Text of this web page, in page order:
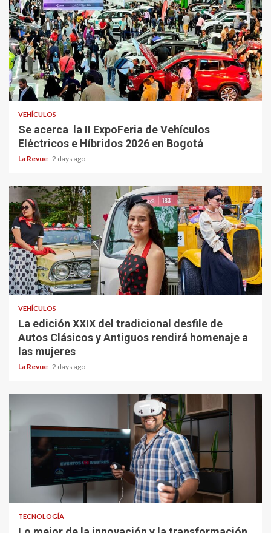
VEHÍCULOS
Se acerca la II ExpoFeria de Vehículos
Eléctricos e Híbridos 2026 en Bogotá
La Revue 2 days ago
VEHÍCULOS
La edición XXIX del tradicional desfile de
Autos Clásicos y Antiguos rendirá homenaje a
las mujeres
La Revue 2 days ago
TECNOLOGÍA